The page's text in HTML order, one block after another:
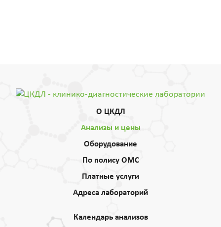
О ЦКДЛ
Анализы и цены
Оборудование
По полису ОМС
Платные услуги
Адреса лабораторий
Календарь анализов